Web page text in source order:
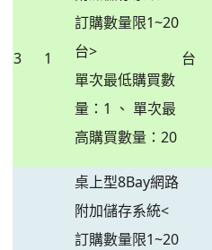
3 1
訂購數量限1~20
台>
單次最低購買數
量：1 、 單次最
高購買數量：20
台
桌上型8Bay網路
附加儲存系統<
訂購數量限1~20